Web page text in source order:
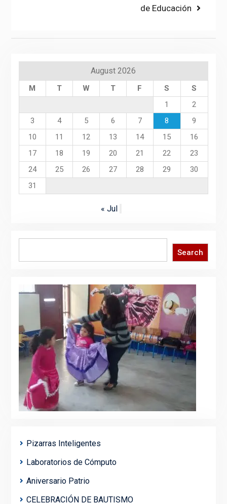
de Educación
August 2026
M T W T F S
S
1
2
3
4 5 6 7 8
9
10
11 12 13 14 15
16
17
18 19 20 21 22
23
24
25 26 27 28 29
30
31
« Jul
Search
Pizarras Inteligentes
Laboratorios de Cómputo
Aniversario Patrio
CELEBRACIÓN DE BAUTISMO